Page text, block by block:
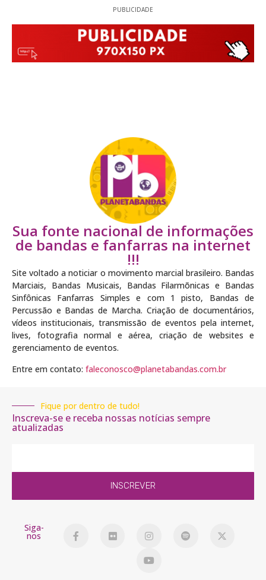
PUBLICIDADE
Sua fonte nacional de informações
de bandas e fanfarras na internet
!!!
Site voltado a noticiar o movimento marcial brasileiro. Bandas
Marciais, Bandas Musicais, Bandas Filarmõnicas e Bandas
Sinfônicas Fanfarras Simples e com 1 pisto, Bandas de
Percussão e Bandas de Marcha. Criação de documentários,
vídeos institucionais, transmissão de eventos pela internet,
lives, fotografia normal e aérea, criação de websites e
gerenciamento de eventos.
Entre em contato: faleconosco@planetabandas.com.br
Fique por dentro de tudo!
Inscreva-se e receba nossas notícias sempre
atualizadas
INSCREVER
Siga-
nos